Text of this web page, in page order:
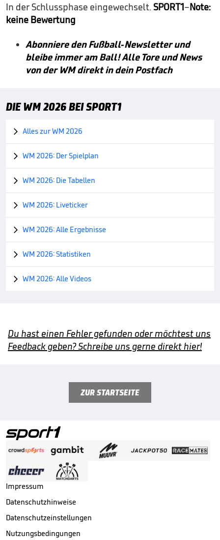
In der Schlussphase eingewechselt. SPORT1–Note:
keine Bewertung
Abonniere den Fußball-Newsletter und
bleibe immer am Ball! Alle Tore und News
von der WM direkt in dein Postfach
DIE WM 2026 BEI SPORT1
 Alles zur WM 2026
 WM 2026: Der Spielplan
 WM 2026: Die Tabellen
 WM 2026: Liveticker
 WM 2026: Alle Ergebnisse
 WM 2026: Statistiken
 WM 2026: Alle Videos
Du hast einen Fehler gefunden oder möchtest uns
Feedback geben? Schreibe uns gerne direkt hier!
ZUR STARTSEITE
Impressum
Datenschutzhinweise
Datenschutzeinstellungen
Nutzungsbedingungen